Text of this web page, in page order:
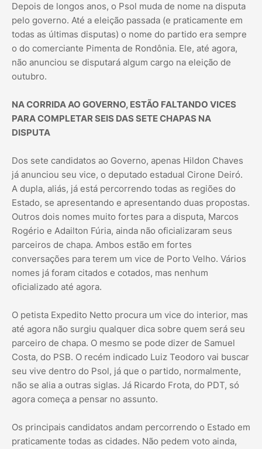
Depois de longos anos, o Psol muda de nome na disputa
pelo governo. Até a eleição passada (e praticamente em
todas as últimas disputas) o nome do partido era sempre
o do comerciante Pimenta de Rondônia. Ele, até agora,
não anunciou se disputará algum cargo na eleição de
outubro.
NA CORRIDA AO GOVERNO, ESTÃO FALTANDO VICES
PARA COMPLETAR SEIS DAS SETE CHAPAS NA
DISPUTA
Dos sete candidatos ao Governo, apenas Hildon Chaves
já anunciou seu vice, o deputado estadual Cirone Deiró.
A dupla, aliás, já está percorrendo todas as regiões do
Estado, se apresentando e apresentando duas propostas.
Outros dois nomes muito fortes para a disputa, Marcos
Rogério e Adailton Fúria, ainda não oficializaram seus
parceiros de chapa. Ambos estão em fortes
conversações para terem um vice de Porto Velho. Vários
nomes já foram citados e cotados, mas nenhum
oficializado até agora.
O petista Expedito Netto procura um vice do interior, mas
até agora não surgiu qualquer dica sobre quem será seu
parceiro de chapa. O mesmo se pode dizer de Samuel
Costa, do PSB. O recém indicado Luiz Teodoro vai buscar
seu vive dentro do Psol, já que o partido, normalmente,
não se alia a outras siglas. Já Ricardo Frota, do PDT, só
agora começa a pensar no assunto.
Os principais candidatos andam percorrendo o Estado em
praticamente todas as cidades. Não pedem voto ainda,